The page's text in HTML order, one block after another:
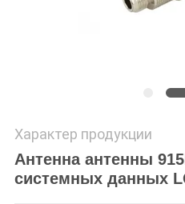
Характер продукции
Антенна антенны
системных данных